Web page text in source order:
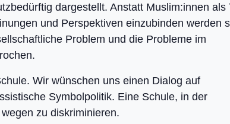
dargestellt. Anstatt Muslim:innen als
und Perspektiven einzubinden werden
Problem und die Probleme im
Wir wünschen uns einen Dialog auf
Symbolpolitik. Eine Schule, in der
zu diskriminieren.